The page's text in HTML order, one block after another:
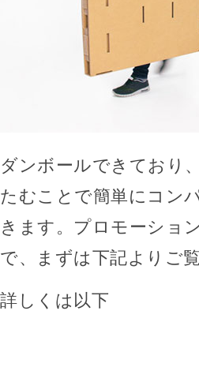
ダンボールできており
たむことで簡単にコン
きます。プロモーショ
で、まずは下記よりご
詳しくは以下